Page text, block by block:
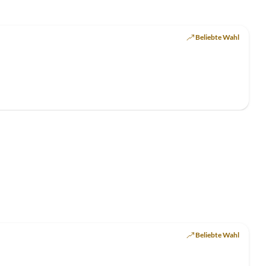
Beliebte Wahl
Beliebte Wahl